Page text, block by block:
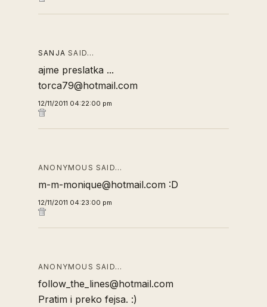
SANJA SAID…
ajme preslatka ...
torca79@hotmail.com
12/11/2011 04:22:00 pm
ANONYMOUS SAID…
m-m-monique@hotmail.com :D
12/11/2011 04:23:00 pm
ANONYMOUS SAID…
follow_the_lines@hotmail.com
Pratim i preko fejsa. :)